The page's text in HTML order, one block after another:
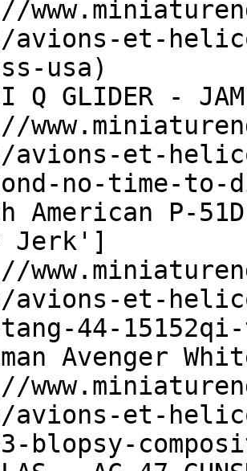
avions-et-
usa)
Q GLIDER -
avions-et-
no-time-to-
American P-
Jerk']
avions-et-
44-
Avenger
et-
blopsy-